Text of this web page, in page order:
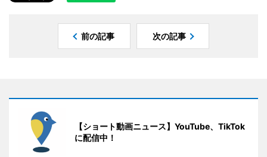
前の記事 次の記事
【ショート動画ニュース】YouTube、TikTok
に配信中！